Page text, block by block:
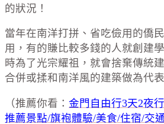
的狀況！
當年在南洋打拼、省吃儉用的僑
用，有的賺比較多錢的人就創建
時為了光宗耀祖，就會捨棄傳統
合併或揉和南洋風的建築做為代表
（推薦你看： 金門自由行3天2夜
推薦景點/旗袍體驗/美食/住宿/交